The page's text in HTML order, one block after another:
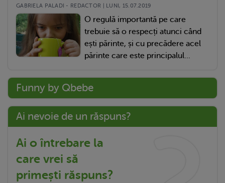
GABRIELA PALADI - REDACTOR | LUNI, 15.07.2019
O regulă importantă pe care
trebuie să o respecți atunci când
ești părinte, și cu precădere acel
părinte care este principalul...
Funny by Qbebe
Ai nevoie de un răspuns?
Ai o întrebare la
care vrei să
primești răspuns?